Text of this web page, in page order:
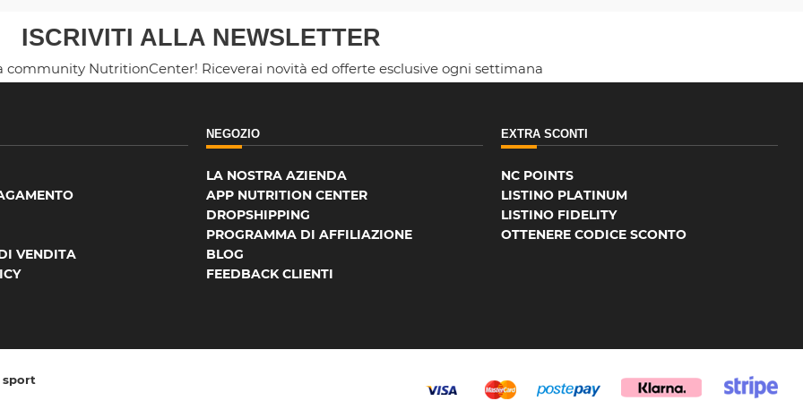
ISCRIVITI ALLA NEWSLETTER
community NutritionCenter! Riceverai novità ed offerte esclusive ogni settimana
VENDITA
NEGOZIO
LA NOSTRA AZIENDA
APP NUTRITION CENTER
DROPSHIPPING
PROGRAMMA DI AFFILIAZIONE
BLOG
FEEDBACK CLIENTI
EXTRA SCONTI
NC POINTS
LISTINO PLATINUM
LISTINO FIDELITY
OTTENERE CODICE SCONTO
sport